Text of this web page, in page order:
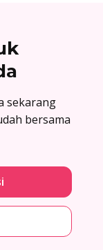
sekarang
bersama